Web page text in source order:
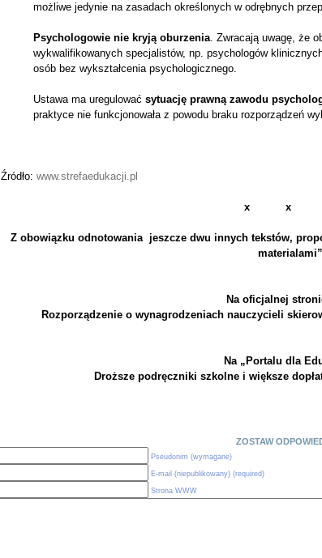
możliwe jedynie na zasadach określonych w odrębnych
Psychologowie nie kryją oburzenia. Zwracają uwagę, że
wykwalifikowanych specjalistów, np. psychologów
osób bez wykształcenia psychologicznego.
Ustawa ma uregulować sytuację prawną zawodu
praktyce nie funkcjonowała z powodu braku rozporządzeń
Źródło: www.strefaedukacji.pl
x x
Z obowiązku odnotowania jeszcze dwu innych tekstów,
materialami”
Na oficjalnej
Rozporządzenie o wynagrodzeniach nauczycieli
Na „Portalu dla
Droższe podręczniki szkolne i większe
ZOSTAW
Pseudonim (wymagane)
E-mail (niepublikowany) (required)
Strona WWW